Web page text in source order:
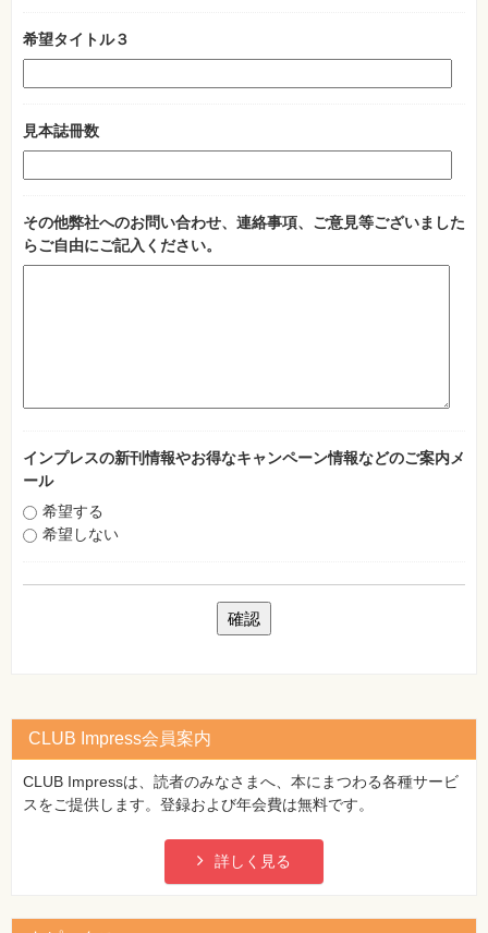
希望タイトル３
見本誌冊数
その他弊社へのお問い合わせ、連絡事項、ご意見等ございました
らご自由にご記入ください。
インプレスの新刊情報やお得なキャンペーン情報などのご案内メ
ール
希望する
希望しない
CLUB Impress会員案内
CLUB Impressは、読者のみなさまへ、本にまつわる各種サービ
スをご提供します。登録および年会費は無料です。
詳しく見る